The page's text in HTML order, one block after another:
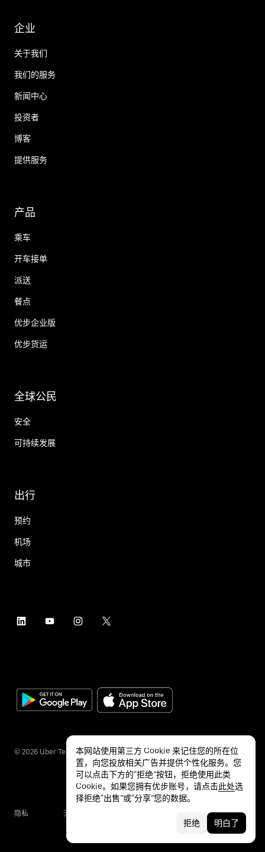
企业
关于我们
我们的服务
新闻中心
投资者
博客
提供服务
产品
乘车
开车接单
派送
餐点
优步企业版
优步货运
全球公民
安全
可持续发展
出行
预约
机场
城市
© 2026 Uber Technologies Inc.
隐私 无障碍服务
本网站使用第三方 Cookie 来记住您的所在位
置，向您投放相关广告并提供个性化服务。您
可以点击下方的“拒绝”按钮，拒绝使用此类
Cookie。如果您拥有优步账号，请点击此处选
择拒绝“出售”或“分享”您的数据。
拒绝 明白了